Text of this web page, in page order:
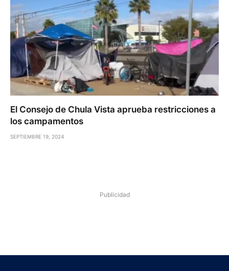
El Consejo de Chula Vista aprueba restricciones a
los campamentos
SEPTIEMBRE 19, 2024
Publicidad